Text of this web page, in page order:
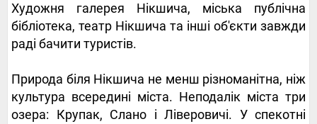
Художня галерея Нікшича, міська публічна
бібліотека, театр Нікшича та інші об'єкти завжди
раді бачити туристів.
Природа біля Нікшича не менш різноманітна, ніж
культура всередині міста. Неподалік міста три
озера: Крупак, Слано і Ліверовичі. У спекотні